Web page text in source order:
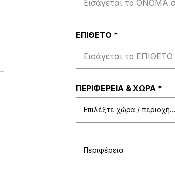
ΕΠΙΘΕΤΟ *
ΠΕΡΙΦΕΡΕΙΑ & ΧΩΡΑ *
Επιλέξτε χώρα / περιοχή…
Περιφέρεια